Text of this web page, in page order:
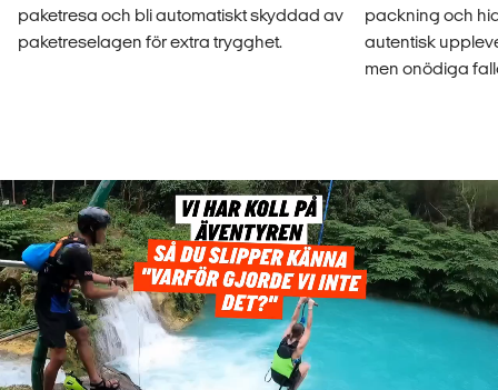
paketresa och bli automatiskt skyddad av
paketreselagen för extra trygghet.
packning och
autentisk
men onödiga